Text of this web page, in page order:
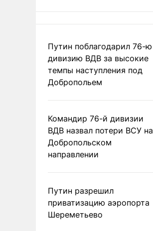
Путин поблагодарил 76-ю
дивизию ВДВ за высокие
темпы наступления под
Добропольем
Командир 76-й дивизии
ВДВ назвал потери ВСУ на
Добропольском
направлении
Путин разрешил
приватизацию аэропорта
Шереметьево